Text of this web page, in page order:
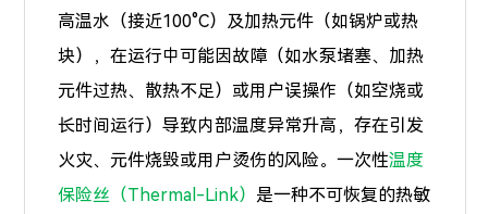
高温水（接近100°C）及加热元件（如锅炉或热
块），在运行中可能因故障（如水泵堵塞、加热
元件过热、散热不足）或用户误操作（如空烧或
长时间运行）导致内部温度异常升高，存在引发
火灾、元件烧毁或用户烫伤的风险。一次性温度
保险丝（Thermal-Link） 是一种不可恢复的热敏